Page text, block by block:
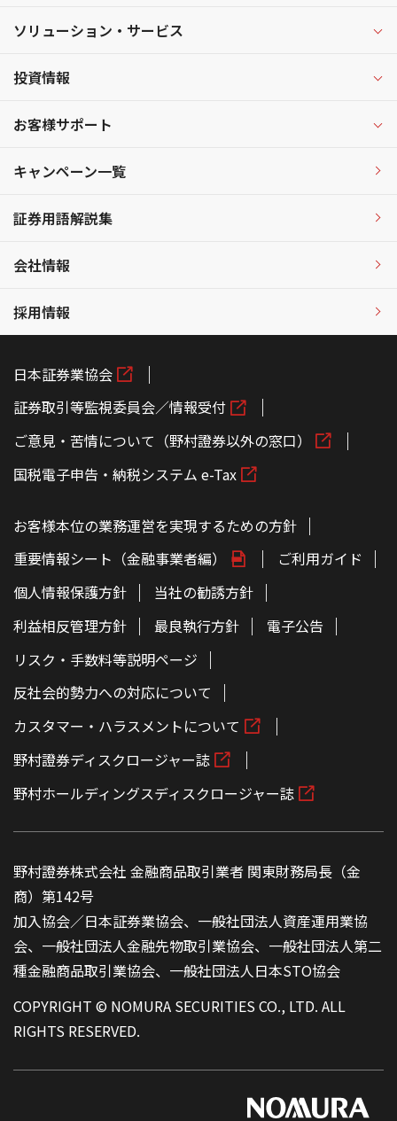
ソリューション・サービス
投資情報
お客様サポート
キャンペーン一覧
証券用語解説集
会社情報
採用情報
日本証券業協会
証券取引等監視委員会／情報受付
ご意見・苦情について（野村證券以外の窓口）
国税電子申告・納税システム e-Tax
お客様本位の業務運営を実現するための方針
重要情報シート（金融事業者編）
ご利用ガイド
個人情報保護方針
当社の勧誘方針
利益相反管理方針
最良執行方針
電子公告
リスク・手数料等説明ページ
反社会的勢力への対応について
カスタマー・ハラスメントについて
野村證券ディスクロージャー誌
野村ホールディングスディスクロージャー誌
野村證券株式会社 金融商品取引業者 関東財務局長（金
商）第142号
加入協会／日本証券業協会、一般社団法人資産運用業協
会、一般社団法人金融先物取引業協会、一般社団法人第二
種金融商品取引業協会、一般社団法人日本STO協会
COPYRIGHT © NOMURA SECURITIES CO., LTD. ALL
RIGHTS RESERVED.